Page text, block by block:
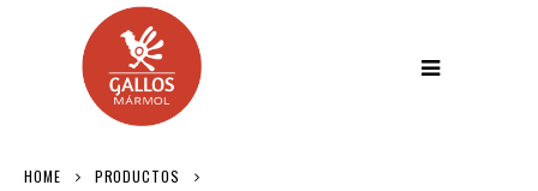
HOME
PRODUCTOS